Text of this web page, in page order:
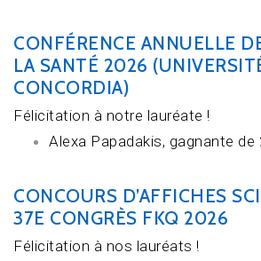
CONFÉRENCE ANNUELLE
LA SANTÉ 2026
CONCORDIA)
Félicitation à notre lauréate !
Alexa Papadakis, gagnante de
CONCOURS D’AFFICHES
37E CONGRÈS FKQ 2026
Félicitation à nos lauréats !